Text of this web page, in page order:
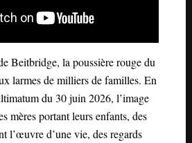
Beitbridge, la poussière rouge du
larmes de milliers de familles. En
du 30 juin 2026, l’image
mères portant leurs enfants, des
l’œuvre d’une vie, des regards